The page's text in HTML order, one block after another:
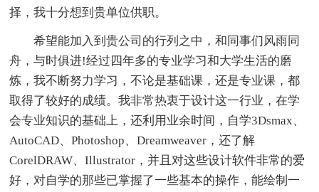
择，我十分想到贵单位供职。
希望能加入到贵公司的行列之中，和同事们风雨同
舟，与时俱进!经过四年多的专业学习和大学生活的磨
炼，我不断努力学习，不论是基础课，还是专业课，都
取得了较好的成绩。我非常热衷于设计这一行业，在学
会专业知识的基础上，还利用业余时间，自学3Dsmax、
AutoCAD、Photoshop、Dreamweaver，还了解
CorelDRAW、Illustrator，并且对这些设计软件非常的爱
好，对自学的那些已掌握了一些基本的操作，能绘制一